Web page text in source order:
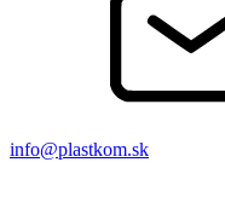
info@plastkom.sk